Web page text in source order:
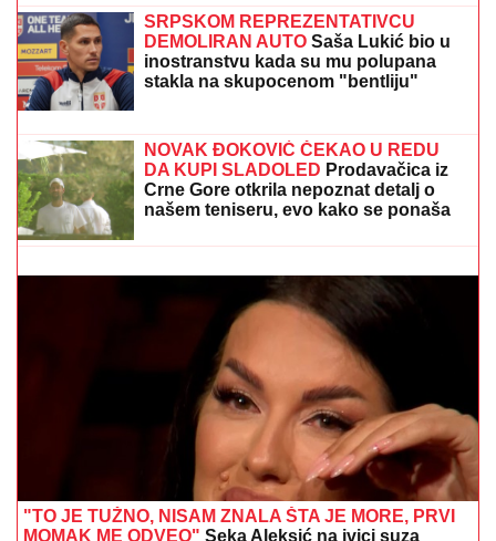
PEVAČICE! Ujeku slave se udala za
sina političara i NESTALA, pobegla u
Berlin, a evo šta danas radi Vesna
Pisarović
inostranstvu kada su mu polupana
stakla na skupocenom "bentliju"
EVO KAKO SE BRANI VOZAČ KAMIONA KOJI JE
Saslušan u tužilaštvu u Šapcu:
Udario u pešake na putu, pa završio kod metalne
ograde
NOVAK ĐOKOVIĆ ČEKAO U REDU